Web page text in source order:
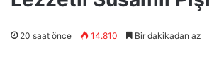
20 saat önce 14.810 Bir dakikadan az